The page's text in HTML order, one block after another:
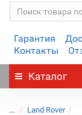
Гарантия
Контакты
Каталог
... Land Rover